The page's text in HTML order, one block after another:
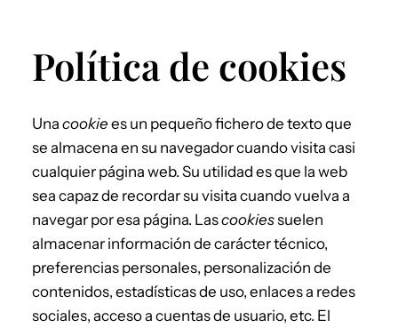
Política de cookies
Una cookie es un pequeño fichero de texto que
se almacena en su navegador cuando visita casi
cualquier página web. Su utilidad es que la web
sea capaz de recordar su visita cuando vuelva a
navegar por esa página. Lascookiessuelen
almacenar información de carácter técnico,
preferencias personales, personalización de
contenidos, estadísticas de uso, enlaces a redes
sociales, acceso a cuentas de usuario, etc. El